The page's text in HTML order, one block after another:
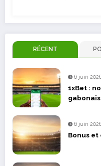
RÉCENT
6 juin
1xBet :
gabonais
6 juin
Bonus